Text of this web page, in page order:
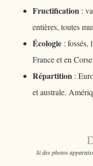
Fructification :
entières, toutes
Écologie : fossés,
France et en
Répartition :
et australe.
Si des photos